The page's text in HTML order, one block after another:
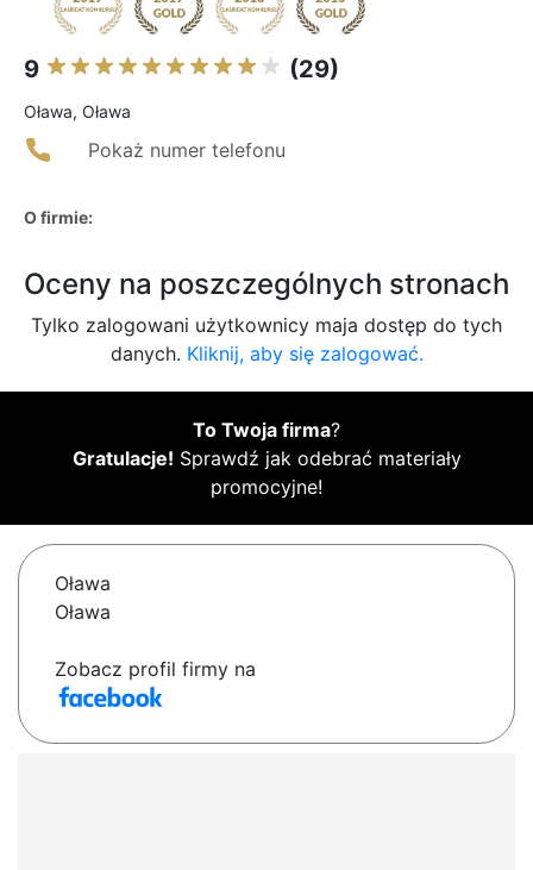
9 (29)
Oława, Oława
Pokaż numer telefonu
O firmie:
Oceny na poszczególnych stronach
Tylko zalogowani użytkownicy maja dostęp do tych
danych. Kliknij, aby się zalogować.
To Twoja firma?
Gratulacje! Sprawdź jak odebrać materiały
promocyjne!
Oława
Oława
Zobacz profil firmy na